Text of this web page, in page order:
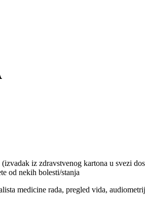
iz zdravstvenog kartona u svezi
od nekih bolesti/stanja
medicine rada, pregled vida,